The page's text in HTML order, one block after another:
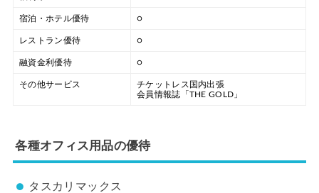
宿泊・ホテル優待 ○
レストラン優待 ○
融資金利優待 ○
その他サービス
チケットレス国内出張
会員情報誌「THE GOLD」
各種オフィス用品の優待
タスカリマックス